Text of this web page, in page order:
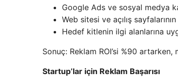
Google Ads ve sosyal medya
Web sitesi ve açılış
Hedef kitlenin ilgi alanlarına
Sonuç: Reklam ROI’si %90
Startup’lar için Reklam Başarısı